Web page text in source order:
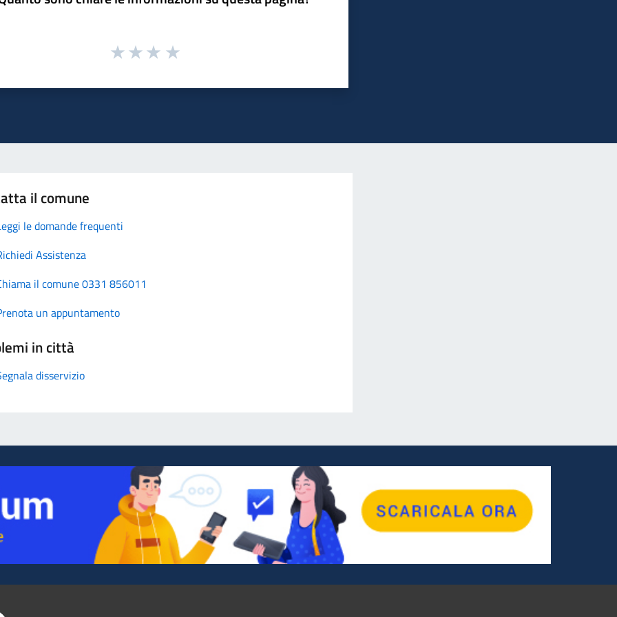
il comune
le domande frequenti
Assistenza
il comune 0331 856011
un appuntamento
in città
disservizio